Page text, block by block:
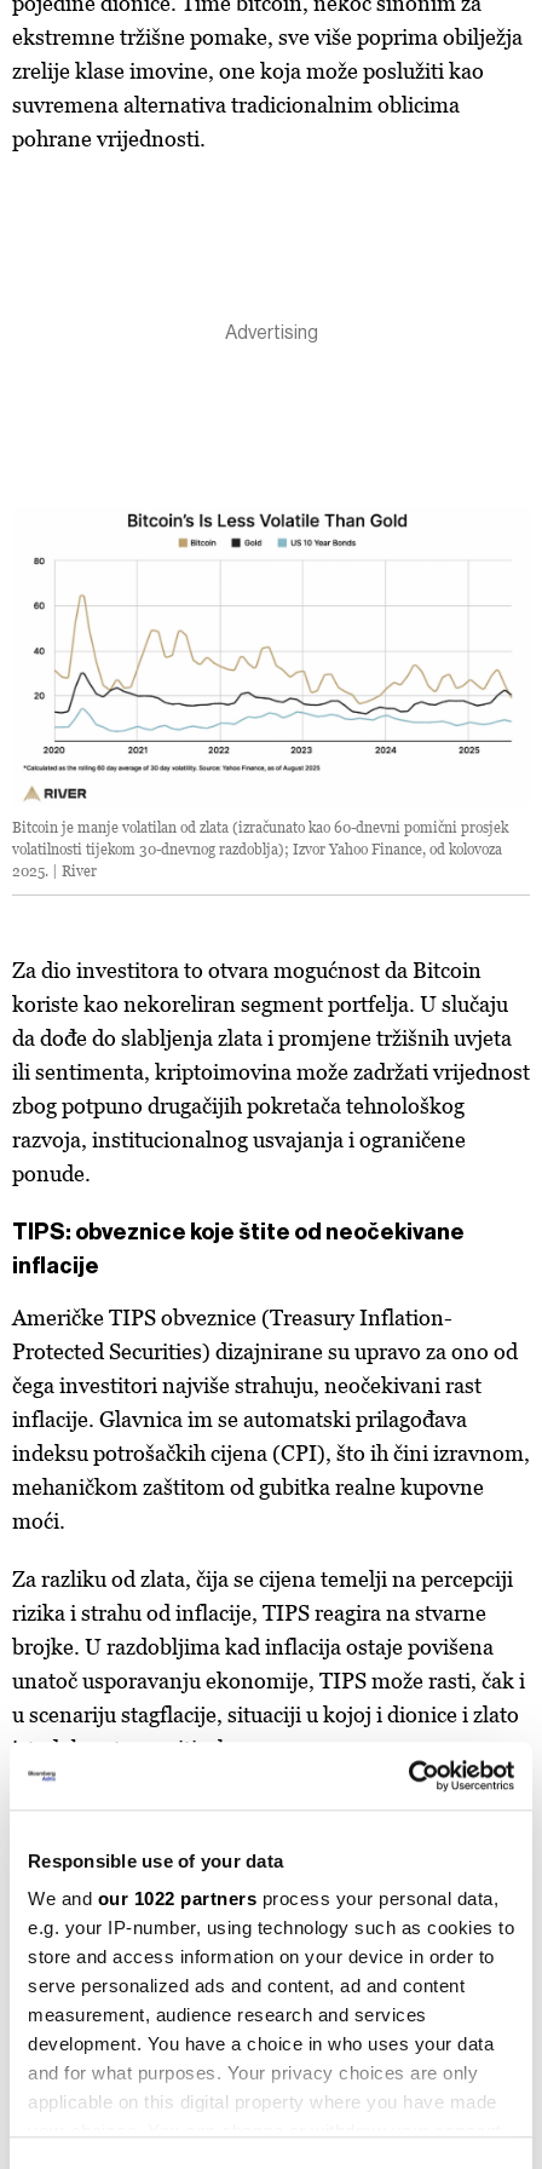
Responsible use of your data
We and our 1022 partners process your personal data,
e.g. your IP-number, using technology such as cookies to
store and access information on your device in order to
serve personalized ads and content, ad and content
measurement, audience research and services
development. You have a choice in who uses your data
and for what purposes. Your privacy choices are only
applicable on this digital property where you have made
ekstremne tržišne pomake, sve više poprima obilježja
zrelije klase imovine, one koja može poslužiti kao
suvremena alternativa tradicionalnim oblicima
pohrane vrijednosti.
Bitcoin je manje volatilan od zlata (izračunato kao 60-dnevni pomični prosjek
volatilnosti tijekom 30-dnevnog razdoblja); Izvor Yahoo Finance, od kolovoza
2025. | River
Za dio investitora to otvara mogućnost da Bitcoin
koriste kao nekoreliran segment portfelja. U slučaju
da dođe do slabljenja zlata i promjene tržišnih uvjeta
ili sentimenta, kriptoimovina može zadržati vrijednost
zbog potpuno drugačijih pokretača tehnološkog
razvoja, institucionalnog usvajanja i ograničene
ponude.
TIPS: obveznice koje štite od neočekivane
inflacije
Američke TIPS obveznice (Treasury Inflation-
Protected Securities) dizajnirane su upravo za ono od
čega investitori najviše strahuju, neočekivani rast
inflacije. Glavnica im se automatski prilagođava
indeksu potrošačkih cijena (CPI), što ih čini izravnom,
mehaničkom zaštitom od gubitka realne kupovne
moći.
Za razliku od zlata, čija se cijena temelji na percepciji
rizika i strahu od inflacije, TIPS reagira na stvarne
brojke. U razdobljima kad inflacija ostaje povišena
unatoč usporavanju ekonomije, TIPS može rasti, čak i
u scenariju stagflacije, situaciji u kojoj i dionice i zlato
istodobno trpe pritisak.
informacijama
Prijavite se
Dodatni sloj zaštite pruža valutni efekt. Budući da su
TIPS denominirane u američkom dolaru, u slučaju
jačanja dolara i pada cijene zlata, njihova bi se